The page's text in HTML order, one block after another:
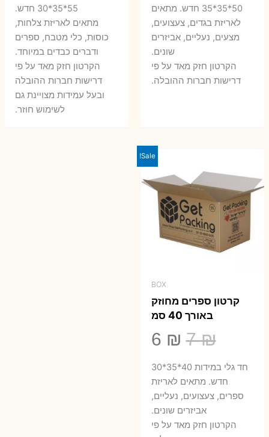
היה:
8 ₪.
50*35*35 חדש. מתאים
לאריזת בגדים, צעצועים,
מצעים, נעליים, אביזרים
שונים.
הקרטון חזק מאד על פי
דרישות חברות ההובלה.
היה:
10 ₪.
7 ₪.
55*35*30 חדש.
מתאים לאריזת צלחות,
כוסות, כלי מטבח, ספרים
ודברים כבדים במיוחד.
הקרטון חזק מאד על פי
דרישות חברות ההובלה
ובעל עמידות מצויינת גם
לשימוש חוזר.
Sale!
BOX
קרטון ספרים מחוזק
באורך 40 סמ
7₪
המחיר
המקורי
היה:
7 ₪.
6 ₪
הוא:
חד גלי במידות 40*35*30
חדש. מתאים לאריזת
ספרים, צעצועים, נעליים,
אביזרים שונים.
הקרטון חזק מאד על פי